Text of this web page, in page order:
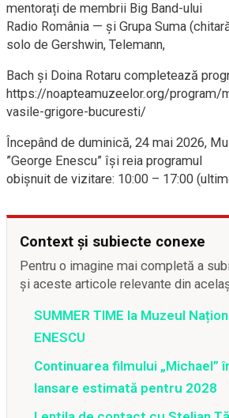
mentorați de membrii Big Band-ului
Radio România — și Grupa Suma
solo de Gershwin, Telemann,
Bach și Doina Rotaru completează
https://noapteamuzeelor.org/program/
vasile-grigore-bucuresti/
Începând de duminică, 24 mai 2026,
”George Enescu” își reia programul
obișnuit de vizitare: 10:00 – 17:00
Context și subiecte conexe
Pentru o imagine mai completă a
și aceste articole relevante din
SUMMER TIME la Muzeul
ENESCU
Continuarea filmului „Michael”
lansare estimată pentru 2028